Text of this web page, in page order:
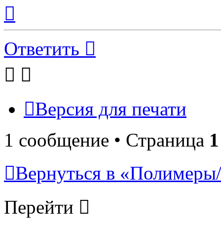
началу
Ответить
Версия для печати
1 сообщение • Страница 1
Вернуться в
Перейти